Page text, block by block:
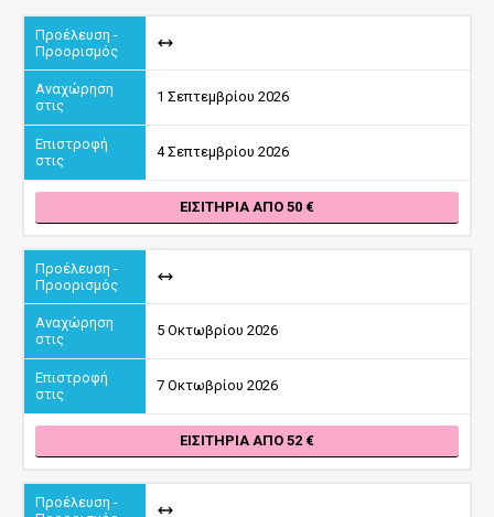
1 Σεπτεμβρίου 2026
4 Σεπτεμβρίου 2026
ΕΙΣΙΤΉΡΙΑ ΑΠΌ 50
5 Οκτωβρίου 2026
7 Οκτωβρίου 2026
ΕΙΣΙΤΉΡΙΑ ΑΠΌ 52